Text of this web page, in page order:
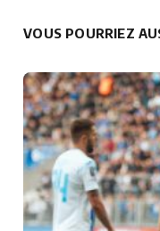
VOUS POURRIEZ